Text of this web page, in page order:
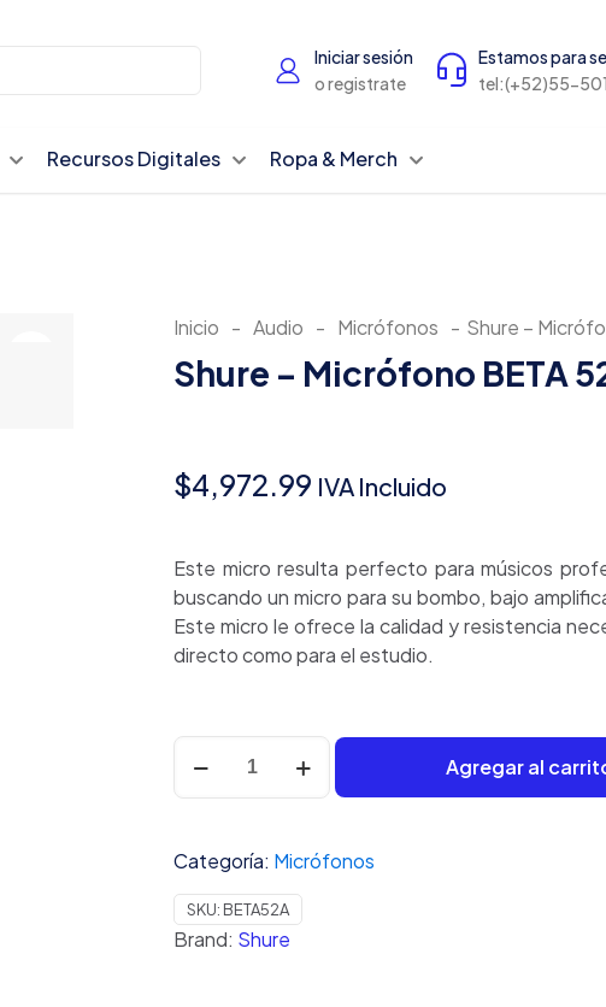
Iniciar sesión
o registrate
Estamos para
tel:(+52)55-
Recursos Digitales Ropa & Merch
Inicio - Audio - Micrófonos - Shure –
Shure – Micrófono BETA
$4,972.99 IVA Incluido
Este micro resulta perfecto para músicos
buscando un micro para su bombo, bajo
Este micro le ofrece la calidad y resistencia
directo como para el estudio.
Shure
Micrófono
52A
cantidad
Agregar al
Categoría: Micrófonos
SKU: BETA52A
Brand: Shure